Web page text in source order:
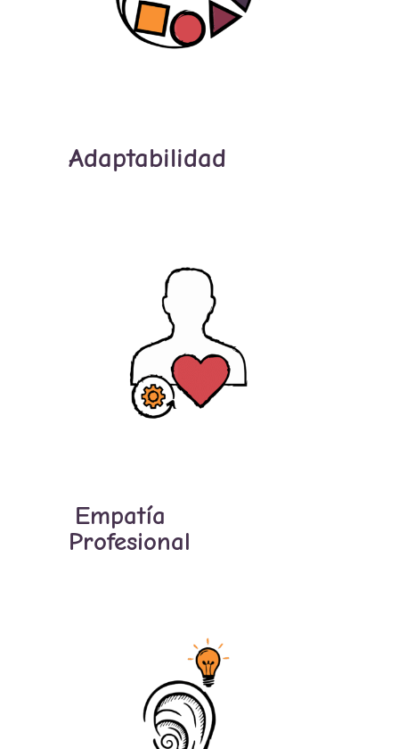
Adaptabilidad
Empatía
Profesional